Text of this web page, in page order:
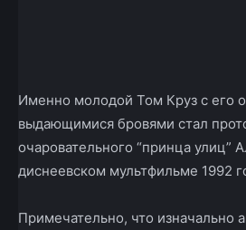
Именно молодой Том Круз с его
выдающимися бровями стал
очаровательного “принца улиц”
диснеевском мультфильме 1992
Примечательно, что изначально